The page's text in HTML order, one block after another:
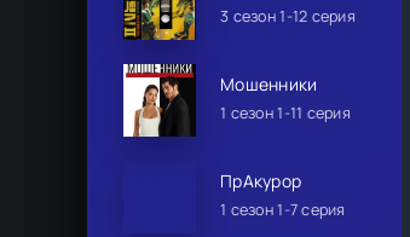
3 сезон 1-12 серия
Мошенники
1 сезон 1-11 серия
ПрАкурор
1 сезон 1-7 серия